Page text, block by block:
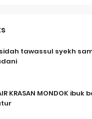
tawassul syekh
KRASAN MONDOK ibuk